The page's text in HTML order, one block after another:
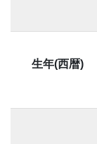
生年(西暦)